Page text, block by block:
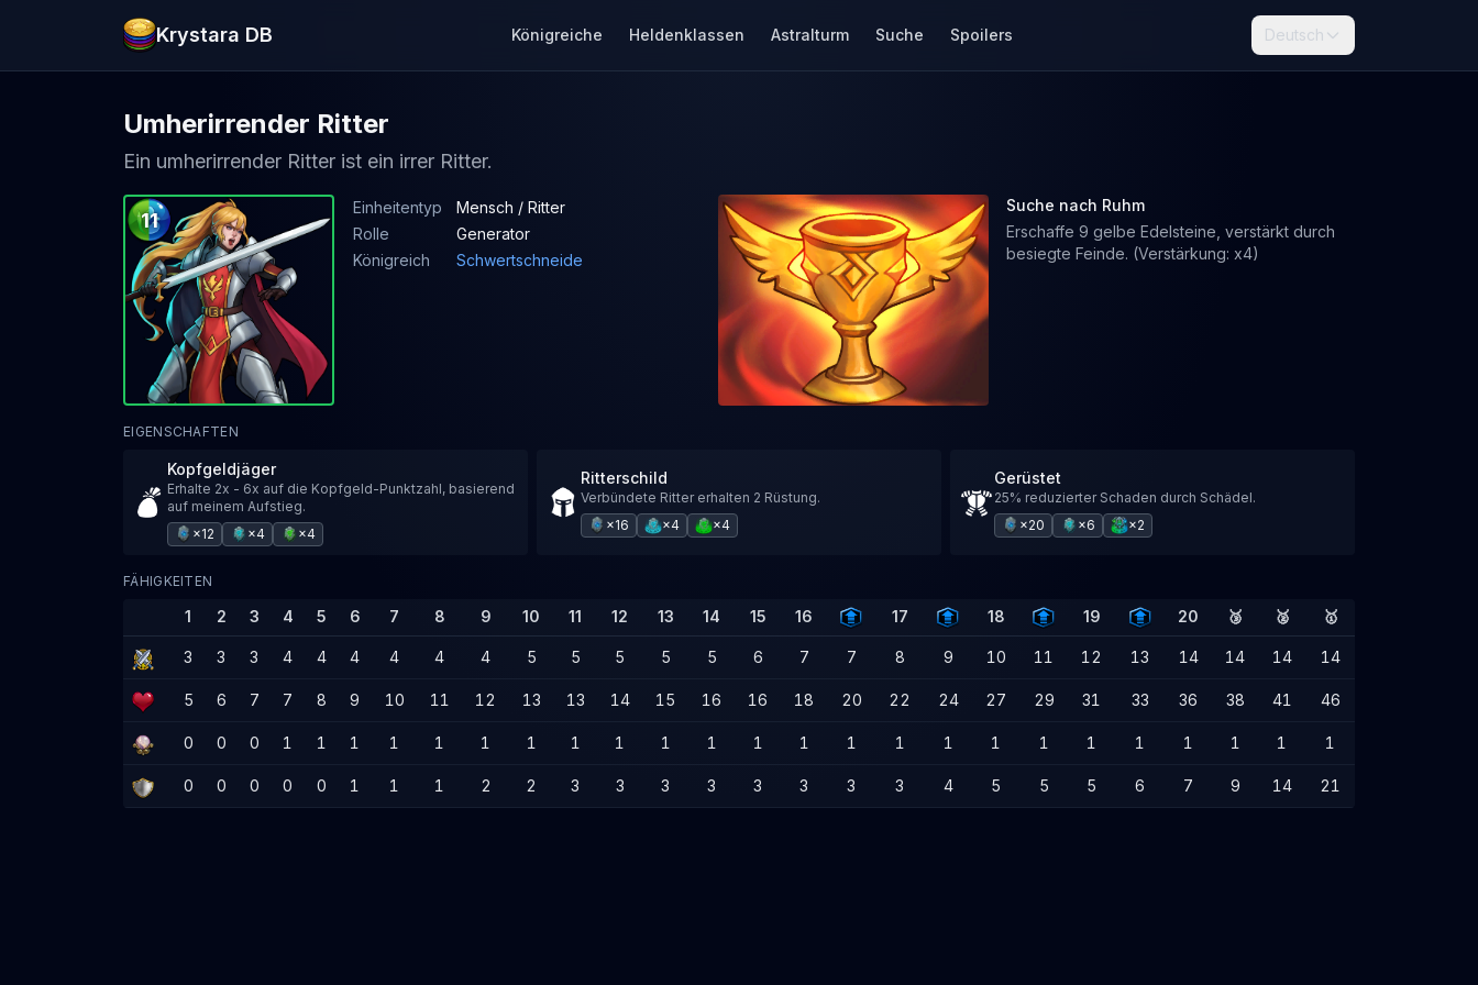
Krystara DB Königreiche Heldenklassen Astralturm Suche Spoilers Deutsch
Umherirrender Ritter
Ein umherirrender Ritter ist ein irrer Ritter.
11
Einheitentyp
Mensch / Ritter
Rolle
Generator
Königreich
Schwertschneide
Suche nach Ruhm
Erschaffe 9 gelbe Edelsteine, verstärkt durch
besiegte Feinde. (Verstärkung: x4)
EIGENSCHAFTEN
Kopfgeldjäger
Erhalte 2x - 6x auf die Kopfgeld-Punktzahl, basierend
auf meinem Aufstieg.
×12
×4 ×4
Ritterschild
Verbündete Ritter erhalten 2 Rüstung.
×16
×4 ×4
Gerüstet
25% reduzierter Schaden durch Schädel.
×20
×6 ×2
FÄHIGKEITEN
1 2 3 4 5 6 7 8 9 10 11 12 13 14 15 16 17 18 19 20 🥉 🥈 🥇
3 3 3 4 4 4 4 4 4 5 5 5 5 5 6 7 7 8 9 10 11 12 13 14 14 14 14
5 6 7 7 8 9 10 11 12 13 13 14 15 16 16 18 20 22 24 27 29 31 33 36 38 41 46
0 0 0 1 1 1 1 1 1 1 1 1 1 1 1 1 1 1 1 1 1 1 1 1 1 1 1
0 0 0 0 0 1 1 1 2 2 3 3 3 3 3 3 3 3 4 5 5 5 6 7 9 14 21